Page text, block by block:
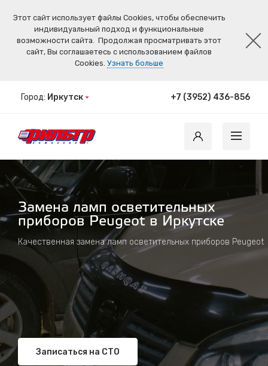
Этот сайт использует файлы Cookies, чтобы обеспечить
индивидуальный подход и функциональные
возможности сайта. Продолжая просматривать этот
сайт, Вы соглашаетесь с использованием файлов
Cookies. Узнать больше
Город: Иркутск +7 (3952) 436-856
Замена ламп осветительных
приборов Peugeot в Иркутске
Качественная замена ламп осветительных приборов Peugeot
Записаться на СТО